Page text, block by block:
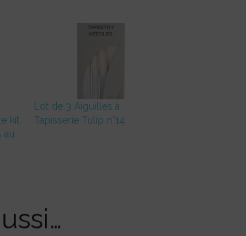
kit
au
Lot de 3 Aiguilles à
Tapisserie Tulip n°14